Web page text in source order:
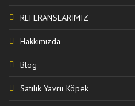
REFERANSLARIMIZ
Hakkımızda
Blog
Satılık Yavru Köpek